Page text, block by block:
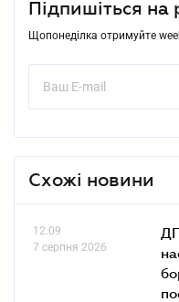
Підпишіться на
Щопонеділка отримуйте
Схожі новини
12.09
7 серпня 2026